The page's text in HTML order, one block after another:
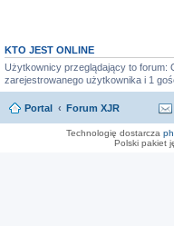
KTO JEST ONLINE
Użytkownicy przeglądający to forum:
zarejestrowanego użytkownika i 1
Portal Forum XJR
Technologię dostarcza
Polski pakiet